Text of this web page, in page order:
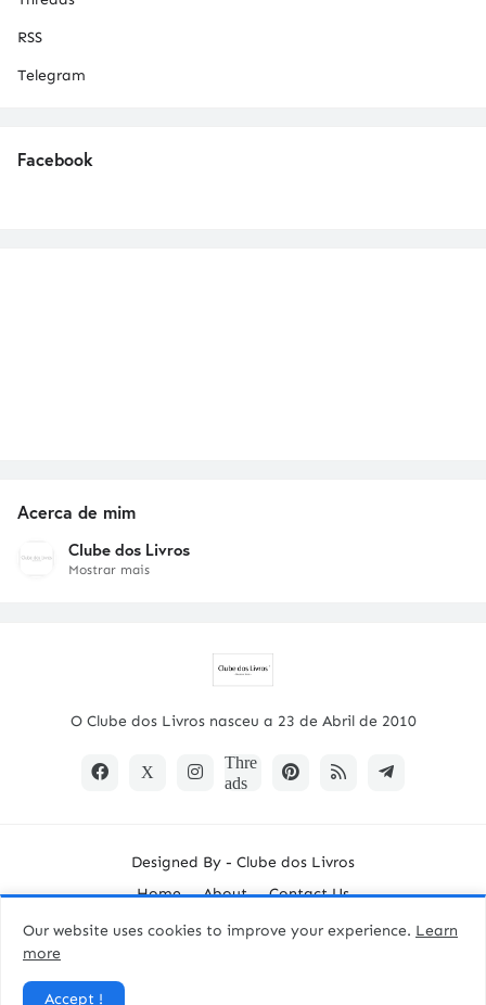
RSS
Telegram
Facebook
Acerca de mim
Clube dos Livros
Mostrar mais
O Clube dos Livros nasceu a 23 de Abril de 2010
Designed By - Clube dos Livros
Home
About Contact Us
Our website uses cookies to improve your experience. Learn
more
Accept !